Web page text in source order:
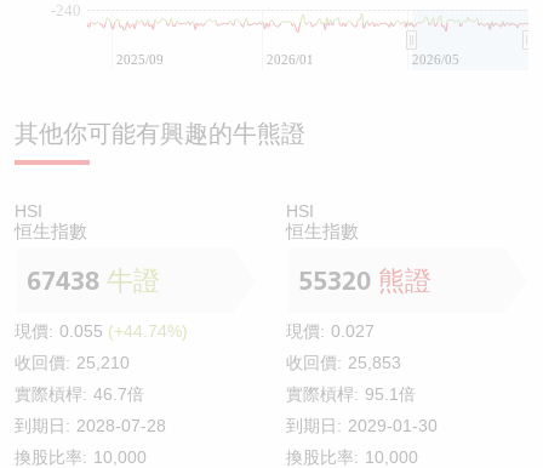
-240
2025/09 2026/01 2026/05
其他你可能有興趣的牛熊證
HSI
恒生指數
67438 牛證
現價: 0.055 (+44.74%)
收回價: 25,210
實際槓桿: 46.7倍
到期日: 2028-07-28
換股比率: 10,000
HSI
恒生指數
55320 熊證
現價: 0.027
收回價: 25,853
實際槓桿: 95.1倍
到期日: 2029-01-30
換股比率: 10,000